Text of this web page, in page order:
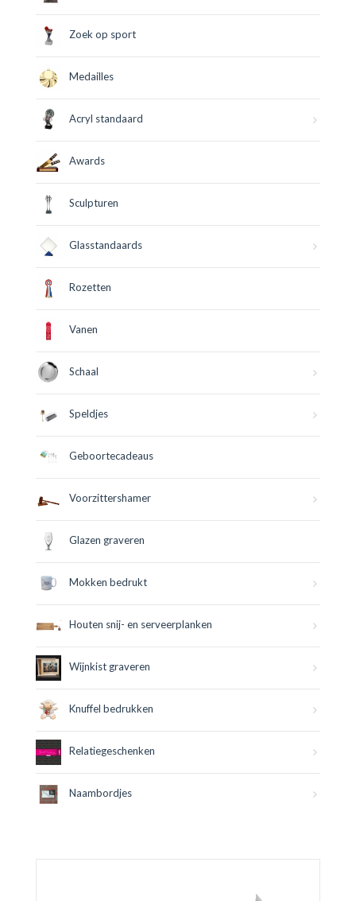
Zoek op sport
Medailles
Acryl standaard
Awards
Sculpturen
Glasstandaards
Rozetten
Vanen
Schaal
Speldjes
Geboortecadeaus
Voorzittershamer
Glazen graveren
Mokken bedrukt
Houten snij- en serveerplanken
Wijnkist graveren
Knuffel bedrukken
Relatiegeschenken
Naambordjes